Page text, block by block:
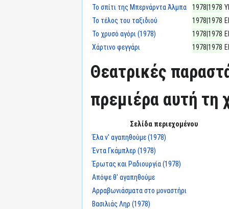
Το σπίτι της Μπερνάρντα Άλμπα 1978|1978
Το τέλος του ταξιδιού
1978|1978
Το χρυσό αγόρι (1978)
1978|1978
Χάρτινο φεγγάρι
1978|1978
Θεατρικές
πρεμιέρα αυτή τη
Σελίδα περιεχομένου
Έλα ν' αγαπηθούμε (1978)
Έντα Γκάμπλερ (1978)
Έρωτας και Ραδιουργία (1978)
Απόψε θ' αγαπηθούμε
Αρραβωνιάσματα στο μοναστήρι
Βασιλιάς Ληρ (1978)